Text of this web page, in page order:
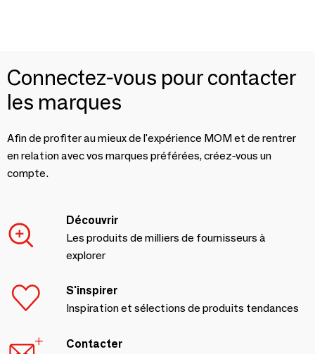
Connectez-vous pour contacter
les marques
Afin de profiter au mieux de l'expérience MOM et de rentrer
en relation avec vos marques préférées, créez-vous un
compte.
Découvrir
Les produits de milliers de fournisseurs à
explorer
S'inspirer
Inspiration et sélections de produits tendances
Contacter